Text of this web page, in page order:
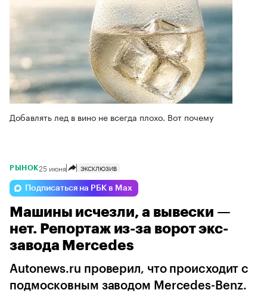
Добавлять лед в вино не всегда плохо. Вот почему
РЫНОК25 июня ЭКСКЛЮЗИВ
Подписаться на РБК в Max
Машины исчезли, а вывески —
нет. Репортаж из-за ворот экс-
завода Mercedes
Autonews.ru проверил, что происходит с
подмосковным заводом Mercedes-Benz.